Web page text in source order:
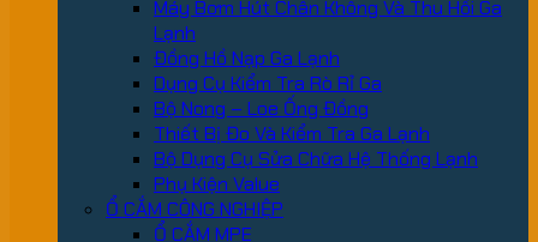
Máy Bơm Hút Chân Không Và Thu Hồi Ga
Lạnh
Đồng Hồ Nạp Ga Lạnh
Dụng Cụ Kiểm Tra Rò Rỉ Ga
Bộ Nong – Loe Ống Đồng
Thiết Bị Đo Và Kiểm Tra Ga Lạnh
Bộ Dụng Cụ Sửa Chữa Hệ Thống Lạnh
Phụ Kiện Value
Ổ CẮM CÔNG NGHIỆP
Ổ CẮM MPE